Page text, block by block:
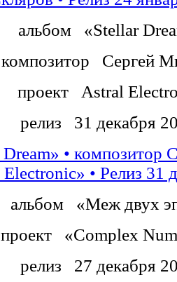
альбом
«Stellar
композитор
Сергей
проект
Astral
релиз
31 декабря
альбом
«Меж двух
проект
«Complex
релиз
27 декабря